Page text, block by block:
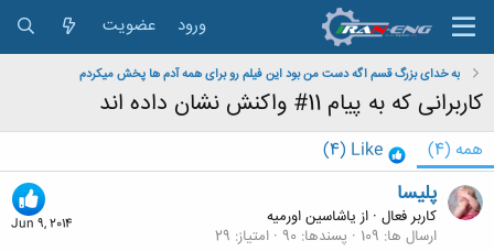
ورود عضویت
به خدای بزرگ قسم اگه دست من بود این فیلم رو برای همه آدم ها پخش میکردم
کاربرانی که به پیام 11# واکنش نشان داده اند
همه (4)
Like
(4)
Jun 9, 2014
پلیسا
کاربر فعال · از یاشاسین اورمیه
ارسال ها 109 پسندها 90 امتیاز 29